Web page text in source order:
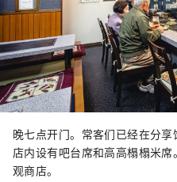
晚七点开门。常客们已经在分
店内设有吧台席和高高榻榻米
观商店。